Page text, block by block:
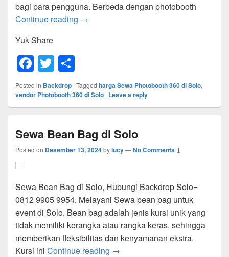
bagi para pengguna. Berbeda dengan photobooth
Continue reading Sewa Photobooth 360 di Solo
→
Yuk Share
F
a
c
e
b
o
k
T
wi
tt
er
h
ar
e
Posted in Backdrop | Tagged harga Sewa Photobooth 360 di Solo,
vendor Photobooth 360 di Solo | Leave a reply
Sewa Bean Bag di Solo
Posted on Desember 13, 2024bylucy—No Comments ↓
Sewa Bean Bag di Solo, Hubungi Backdrop Solo=
0812 9905 9954. Melayani Sewa bean bag untuk
event di Solo. Bean bag adalah jenis kursi unik yang
tidak memiliki kerangka atau rangka keras, sehingga
memberikan fleksibilitas dan kenyamanan ekstra.
Kursi ini Continue reading Sewa Bean Bag di Solo
→